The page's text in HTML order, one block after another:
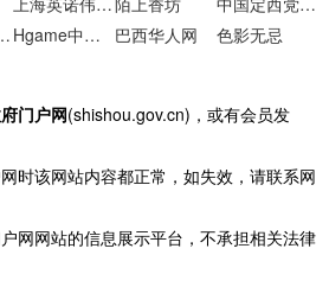
验小学 Hgame中文专题站 巴西华人网 色影无忌
门户网(shishou.gov.cn)，或有会员发
时该网站内容都正常，如失效，请联系网
网网站的信息展示平台，不承担相关法律